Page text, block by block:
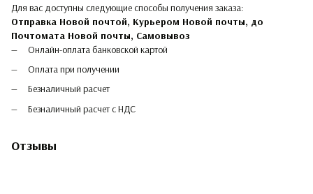
Для вас доступны следующие способы получения заказа:
Отправка Новой почтой, Курьером Новой почты, до
Почтомата Новой почты, Самовывоз
Онлайн-оплата банковской картой
Оплата при получении
Безналичный расчет
Безналичный расчет с НДС
Отзывы